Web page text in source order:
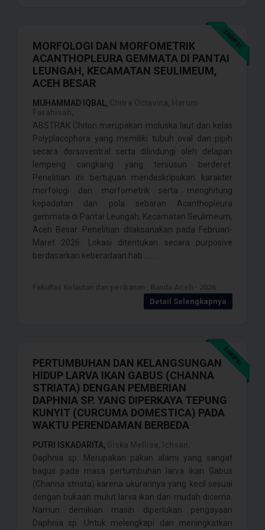
SKRIPSI
MORFOLOGI DAN MORFOMETRIK
ACANTHOPLEURA GEMMATA DI PANTAI
LEUNGAH, KECAMATAN SEULIMEUM,
ACEH BESAR
MUHAMMAD IQBAL,
ABSTRAK Chiton merupakan moluska laut dari kelas
Polyplacophora yang memiliki tubuh oval dan pipih
secara dorsoventral serta dilindungi oleh delapan
lempeng cangkang yang tersusun berderet.
Penelitian ini bertujuan mendeskripsikan karakter
morfologi dan morfometrik serta menghitung
kepadatan dan pola sebaran Acanthopleura
gemmata di Pantai Leungah, Kecamatan Seulimeum,
Aceh Besar. Penelitian dilaksanakan pada Februari-
Maret 2026. Lokasi ditentukan secara purposive
berdasarkan keberadaan hab . . . .
Detail Selengkapnya
SKRIPSI
PERTUMBUHAN DAN KELANGSUNGAN
HIDUP LARVA IKAN GABUS (CHANNA
STRIATA) DENGAN PEMBERIAN
DAPHNIA SP. YANG DIPERKAYA TEPUNG
KUNYIT (CURCUMA DOMESTICA) PADA
WAKTU PERENDAMAN BERBEDA
PUTRI ISKADARITA,
Daphnia sp. Merupakan pakan alami yang sangat
bagus pada masa pertumbuhan larva ikan Gabus
(Channa striata) karena ukurannya yang kecil sesuai
dengan bukaan mulut larva ikan dan mudah dicerna.
Namun demikian masih diperlukan pengayaan
Daphnia sp. Untuk melengkapi dan meningkatkan